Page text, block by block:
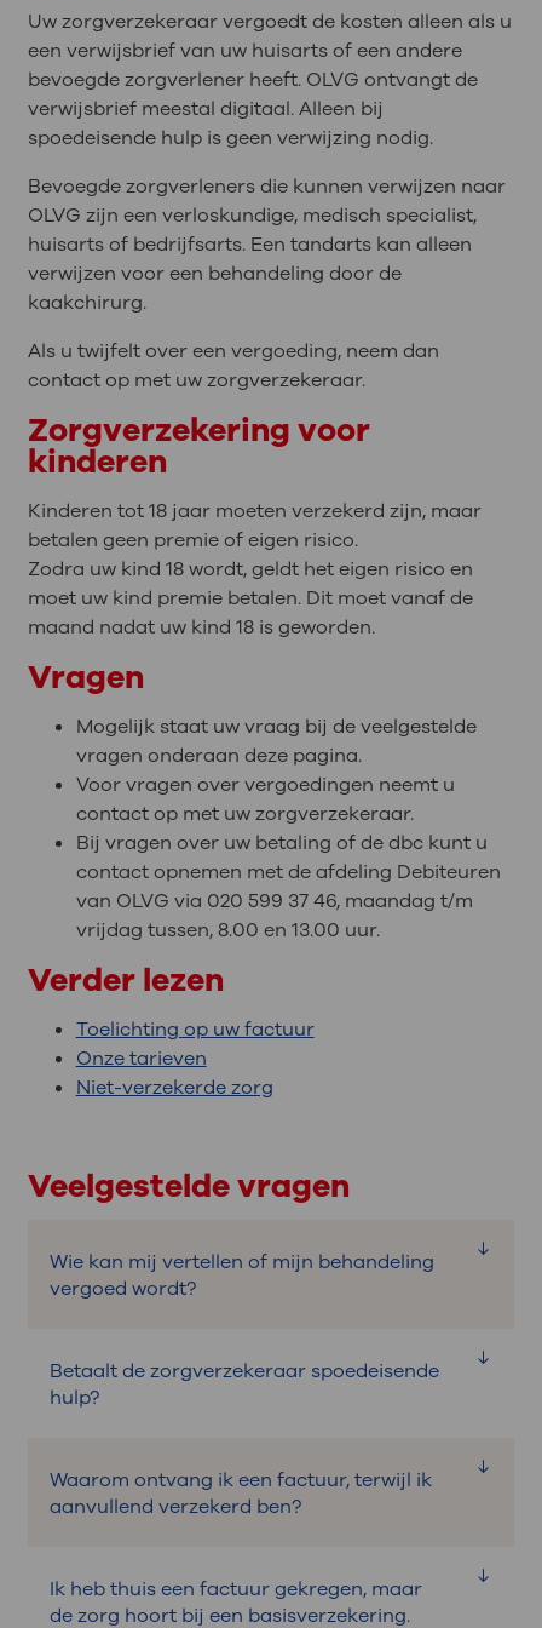
Uw zorgverzekeraar vergoedt de kosten alleen als u
een verwijsbrief van uw huisarts of een andere
bevoegde zorgverlener heeft. OLVG ontvangt de
verwijsbrief meestal digitaal. Alleen bij
spoedeisende hulp is geen verwijzing nodig.
Bevoegde zorgverleners die kunnen verwijzen naar
OLVG zijn een verloskundige, medisch specialist,
huisarts of bedrijfsarts. Een tandarts kan alleen
verwijzen voor een behandeling door de
kaakchirurg.
Als u twijfelt over een vergoeding, neem dan
contact op met uw zorgverzekeraar.
Zorgverzekering voor
kinderen
Kinderen tot 18 jaar moeten verzekerd zijn, maar
betalen geen premie of eigen risico.
Zodra uw kind 18 wordt, geldt het eigen risico en
moet uw kind premie betalen. Dit moet vanaf de
maand nadat uw kind 18 is geworden.
Vragen
Mogelijk staat uw vraag bij de veelgestelde
vragen onderaan deze pagina.
Voor vragen over vergoedingen neemt u
contact op met uw zorgverzekeraar.
Bij vragen over uw betaling of de dbc kunt u
contact opnemen met de afdeling Debiteuren
van OLVG via 020 599 37 46, maandag t/m
vrijdag tussen, 8.00 en 13.00 uur.
Verder lezen
Toelichting op uw factuur
Onze tarieven
Niet-verzekerde zorg
Veelgestelde vragen
Wie kan mij vertellen of mijn behandeling
vergoed wordt?
of uw behandeling vergoed wordt. OLVG
kan de voorwaarden van uw verzekering
Betaalt de zorgverzekeraar spoedeisende
hulp?
zorg op de afdelingen Spoedeisende Hulp
en Verloskunde als u hiervoor verzekerd
contract heeft met OLVG. U betaalt wel
het verplichte eigen risico.
Waarom ontvang ik een factuur, terwijl ik
aanvullend verzekerd ben?
behandeling niet vanuit de
Ik heb thuis een factuur gekregen, maar
de zorg hoort bij een basisverzekering.